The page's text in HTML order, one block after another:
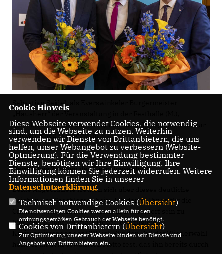
Sebastian Seidel, als Everswinkeler Bürgermeister
gratulierte Markus Höner (l.) und Daniel Hagemeier (r.) zur
erfolgreichen Wiederwahl
Deutliches Zeichen der Geschlossenheit
Beide Abgeordnete freuten sich über dieses deutliche
Zeichen der Geschlossenheit: „Ich danke Ihnen für die
Chance, weiterhin Ihre Stimme in Düsseldorf sein zu
können“, betonte Markus Höner, der zugleich
Kreisvorsitzender der CDU ist. Für den Fall der Wiederwahl
halte er an dem bewährten Motto fest, das ihn bereits durch
Cookie Hinweis
Diese Webseite verwendet Cookies, die notwendig
sind, um die Webseite zu nutzen. Weiterhin
verwenden wir Dienste von Drittanbietern, die uns
helfen, unser Webangebot zu verbessern (Website-
Optmierung). Für die Verwendung bestimmter
Dienste, benötigen wir Ihre Einwilligung. Ihre
Einwilligung können Sie jederzeit widerrufen. Weitere
Informationen finden Sie in unserer
Datenschutzerklärung.
Technisch notwendige Cookies (Übersicht)
Die notwendigen Cookies werden allein für den
ordnungsgemäßen Gebrauch der Webseite benötigt.
Cookies von Drittanbietern (Übersicht)
Zur Optimierung unserer Webseite binden wir Dienste und
Angebote von Drittanbietern ein.